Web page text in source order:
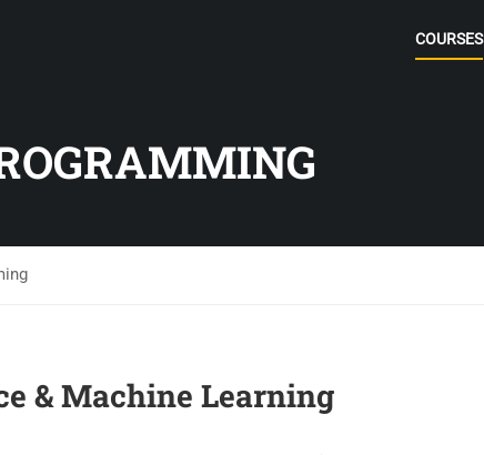
COURSES
& Machine Learning